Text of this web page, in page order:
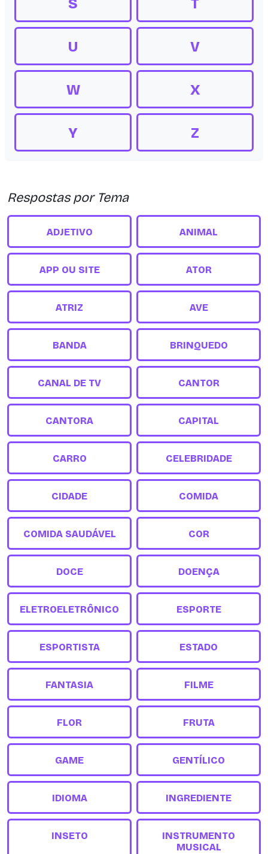
S T
U V
W X
Y Z
Respostas por Tema
ADJETIVO ANIMAL
APP OU SITE ATOR
ATRIZ AVE
BANDA BRINQUEDO
CANAL DE TV CANTOR
CANTORA CAPITAL
CARRO CELEBRIDADE
CIDADE COMIDA
COMIDA SAUDÁVEL COR
DOCE DOENÇA
ELETROELETRÔNICO ESPORTE
ESPORTISTA ESTADO
FANTASIA FILME
FLOR FRUTA
GAME GENTÍLICO
IDIOMA INGREDIENTE
INSETO
INSTRUMENTO
MUSICAL